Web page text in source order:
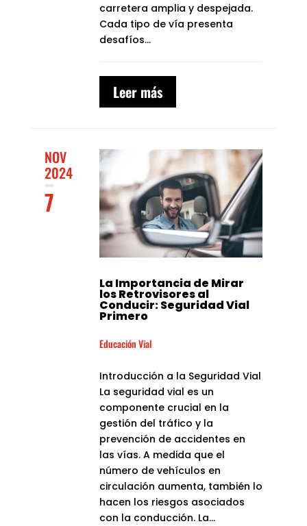
carretera amplia y despejada.
Cada tipo de vía presenta
desafíos...
Leer más
NOV
2024
7
La Importancia de Mirar
los Retrovisores al
Conducir: Seguridad Vial
Primero
Educación Vial
Introducción a la Seguridad Vial
La seguridad vial es un
componente crucial en la
gestión del tráfico y la
prevención de accidentes en
las vías. A medida que el
número de vehículos en
circulación aumenta, también lo
hacen los riesgos asociados
con la conducción. La...